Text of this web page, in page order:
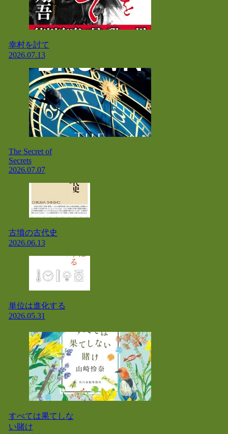
幸村を討て
2026.07.13
The Secret of
Secrets
2026.07.07
古墳の古代史
2026.06.13
単位は進化する
2026.05.31
すべては果てしな
い賭け